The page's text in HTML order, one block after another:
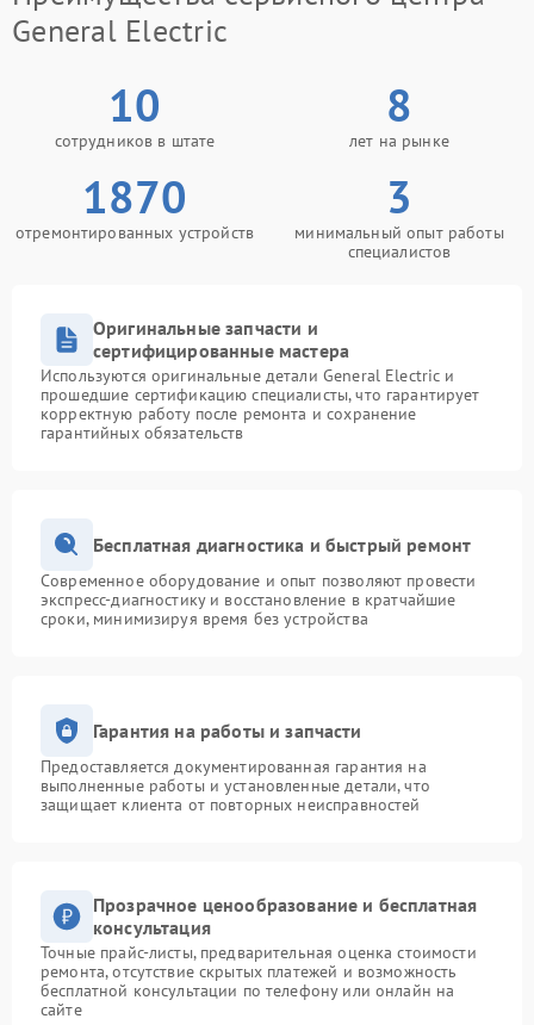
General Electric
10
сотрудников в штате
8
лет на рынке
1870
отремонтированных устройств
3
минимальный опыт работы
специалистов
Оригинальные запчасти и
сертифицированные мастера
Используются оригинальные детали General Electric и
прошедшие сертификацию специалисты, что гарантирует
корректную работу после ремонта и сохранение
гарантийных обязательств
Бесплатная диагностика и быстрый ремонт
Современное оборудование и опыт позволяют провести
экспресс-диагностику и восстановление в кратчайшие
сроки, минимизируя время без устройства
Гарантия на работы и запчасти
Предоставляется документированная гарантия на
выполненные работы и установленные детали, что
защищает клиента от повторных неисправностей
Прозрачное ценообразование и бесплатная
консультация
Точные прайс-листы, предварительная оценка стоимости
ремонта, отсутствие скрытых платежей и возможность
бесплатной консультации по телефону или онлайн на
сайте